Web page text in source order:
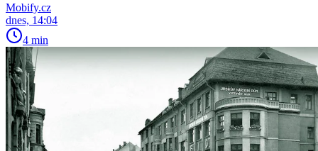
Mobify.cz
dnes, 14:04
4 min